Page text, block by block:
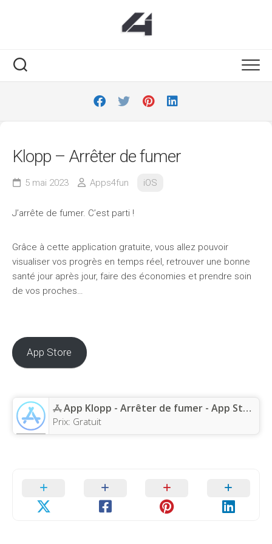
Klopp – Arrêter de fumer
5 mai 2023 Apps4fun iOS
J’arrête de fumer. C’est parti !
Grâce à cette application gratuite, vous allez pouvoir
visualiser vos progrès en temps réel, retrouver une bonne
santé jour après jour, faire des économies et prendre soin
de vos proches…
App Store
App Klopp - Arrêter de fumer - App Store
Prix: Gratuit